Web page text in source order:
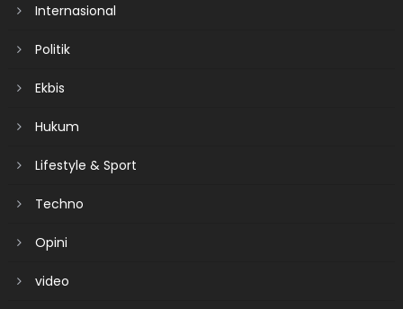
Internasional
Politik
Ekbis
Hukum
Lifestyle & Sport
Techno
Opini
video